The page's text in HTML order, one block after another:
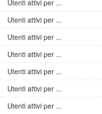
Utenti attivi per ...
Utenti attivi per ...
Utenti attivi per ...
Utenti attivi per ...
Utenti attivi per ...
Utenti attivi per ...
Utenti attivi per ...